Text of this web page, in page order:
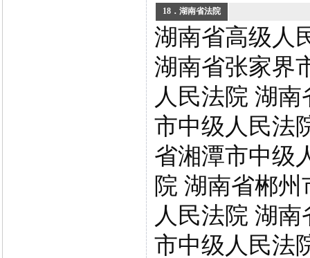
18．湖南省法院
湖南省高级人
湖南省张家界
人民法院 湖
市中级人民法
省湘潭市中级
院 湖南省郴
人民法院 湖
市中级人民法